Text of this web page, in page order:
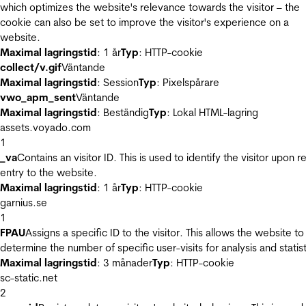
which optimizes the website's relevance towards the visitor – the
cookie can also be set to improve the visitor's experience on a
website.
Maximal lagringstid: 1 årTyp: HTTP-cookie
collect/v.gifVäntande
Maximal lagringstid: SessionTyp: Pixelspårare
vwo_apm_sentVäntande
Maximal lagringstid: BeständigTyp: Lokal HTML-lagring
assets.voyado.com
1
_vaContains an visitor ID. This is used to identify the visitor upon
entry to the website.
Maximal lagringstid: 1 årTyp: HTTP-cookie
garnius.se
1
FPAUAssigns a specific ID to the visitor. This allows the website to
determine the number of specific user-visits for analysis and
Maximal lagringstid: 3 månaderTyp: HTTP-cookie
sc-static.net
2